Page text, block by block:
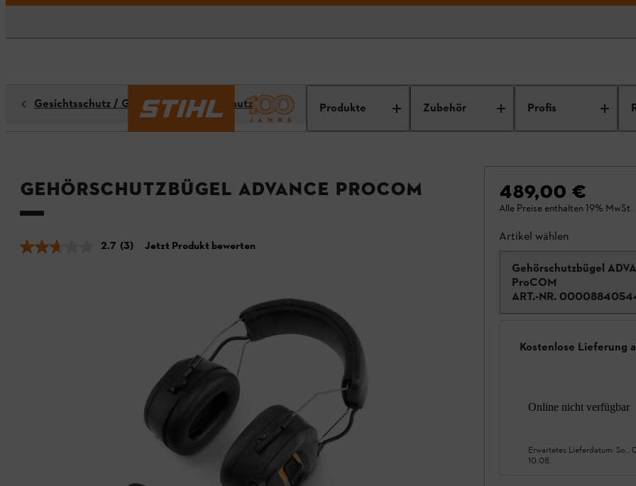
Produkte Zubehör Profis
Gesichtsschutz / Gehörschutz / Kopfschutz
Gehörschutzbügel ADVANCE ProCOM
2.7 (3) Jetzt Produkt bewerten
489,00 €
Alle Preise enthalten 19% MwSt.
Artikel wählen
Gehörschutzbügel
ProCOM
ART.-NR.
Kostenlose Lieferung
Online nicht verfügbar
Erwartetes Lieferdatum: So.,
10.08.